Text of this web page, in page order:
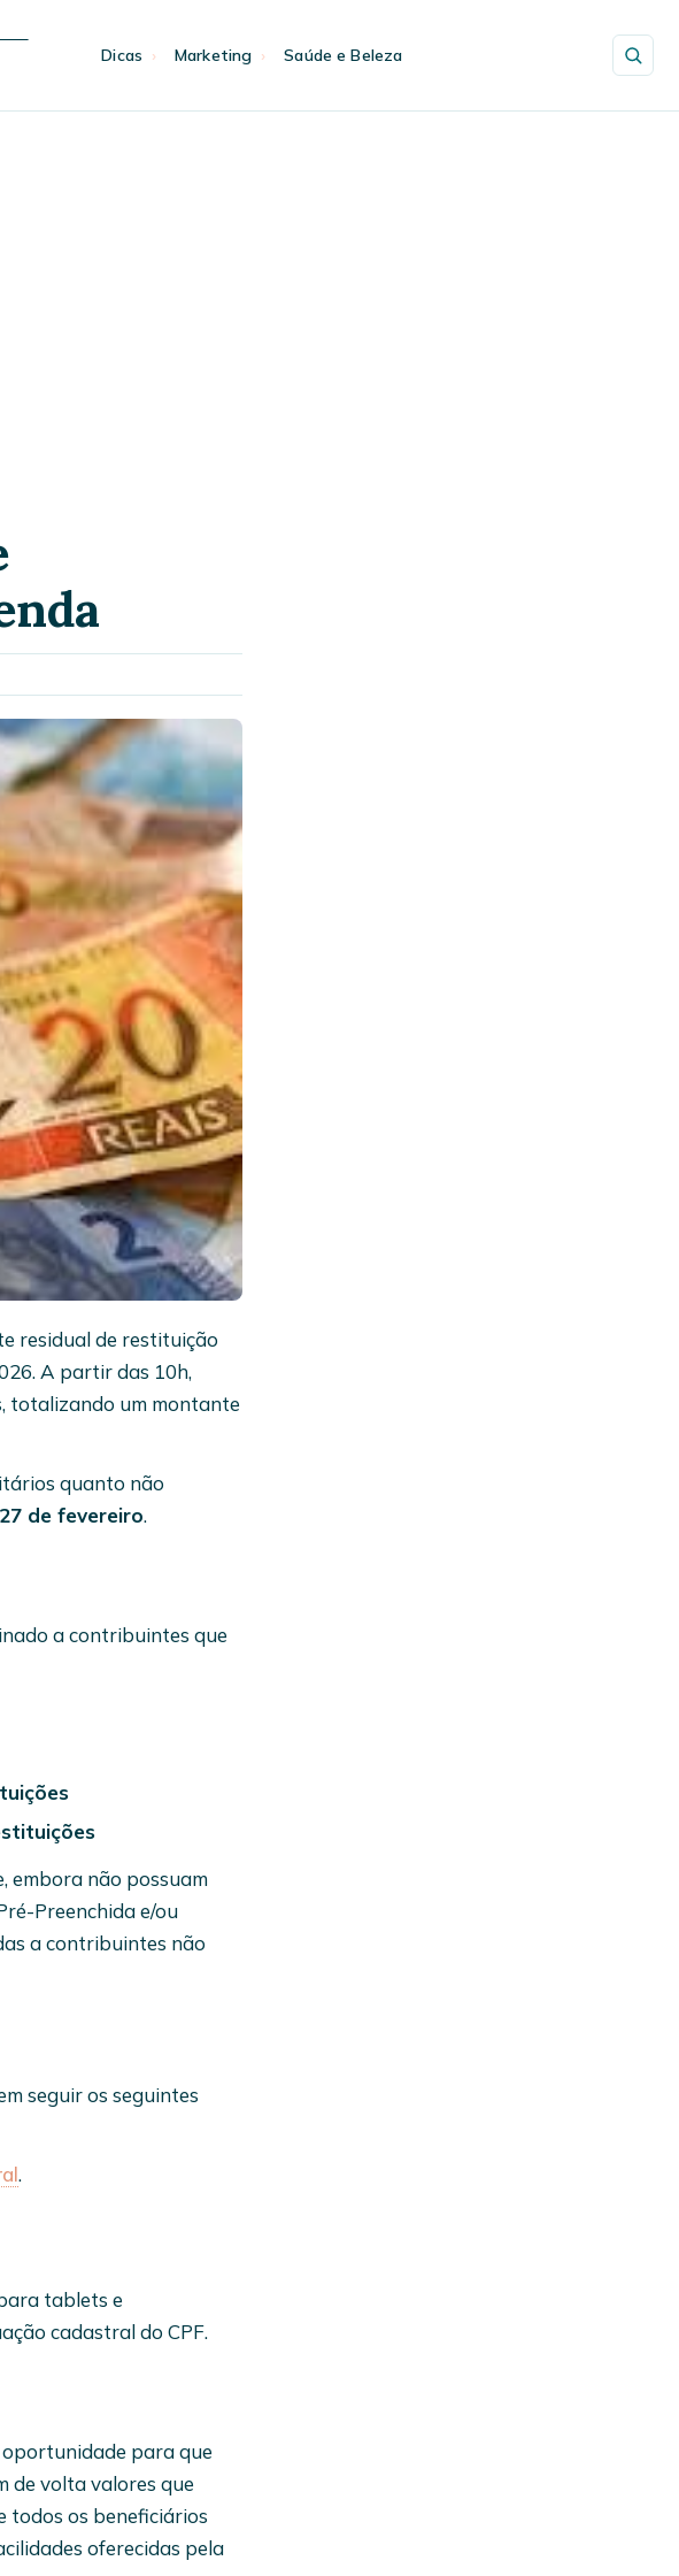
Dicas Marketing Saúde e Beleza
residual de restituição
A partir das 10h,
totalizando um montante
quanto não
27 de fevereiro.
a contribuintes que
embora não possuam
Preenchida e/ou
a contribuintes não
seguir os seguintes
.
tablets e
cadastral do CPF.
para que
de volta valores que
todos os beneficiários
oferecidas pela